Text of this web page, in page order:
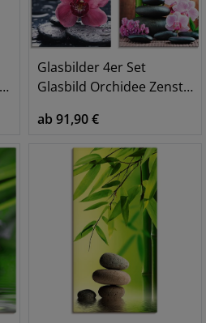
Glasbilder 4er Set
Glasbild Orchidee Zenstein Tropfen Spa Konzept
ab 91,90 €